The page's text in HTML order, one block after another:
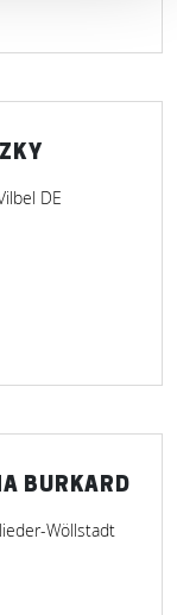
DE
BURKARD
Wöllstadt